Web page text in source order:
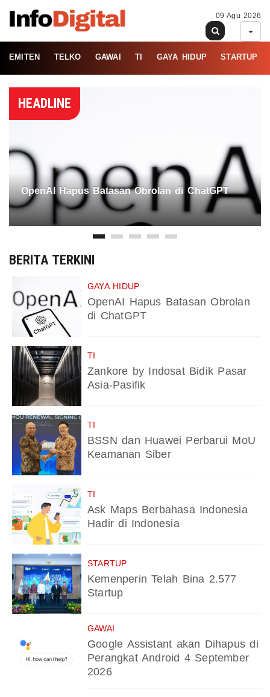
09 Agu 2026
EMITEN TELKO GAWAI TI GAYA HIDUP STARTUP
HEADLINE
OpenAI Hapus Batasan Obrolan di ChatGPT
BERITA TERKINI
GAYA HIDUP
OpenAI Hapus Batasan Obrolan
di ChatGPT
TI
Zankore by Indosat Bidik Pasar
Asia-Pasifik
TI
BSSN dan Huawei Perbarui MoU
Keamanan Siber
TI
Ask Maps Berbahasa Indonesia
Hadir di Indonesia
STARTUP
Kemenperin Telah Bina 2.577
Startup
GAWAI
Google Assistant akan Dihapus di
Perangkat Android 4 September
2026